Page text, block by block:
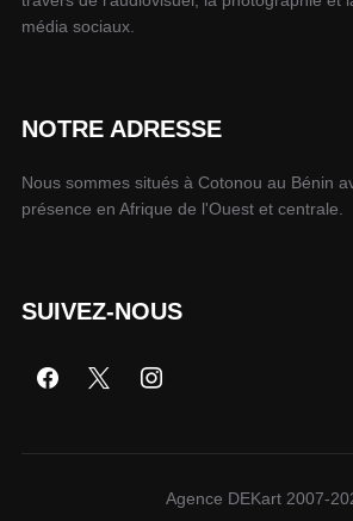
média sociaux.
NOTRE ADRESSE
Nous sommes situés à Cotonou au Bénin
présence en Afrique de l'Ouest et centrale.
SUIVEZ-NOUS
Agence DEKart 2007-